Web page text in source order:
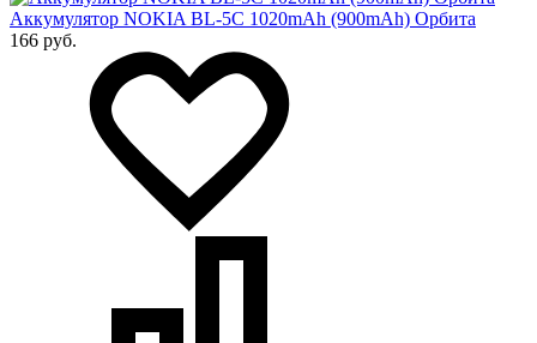
Аккумулятор NOKIA BL-5C 1020mAh (900mAh) Орбита
166 руб.